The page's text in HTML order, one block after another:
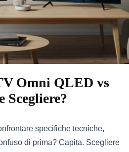
Omni QLED vs
Scegliere?
specifiche tecniche,
di prima? Capita. Scegliere